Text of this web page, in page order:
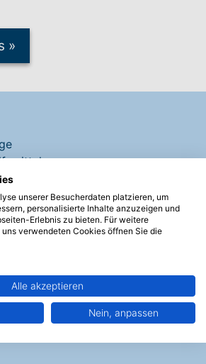
»
Erweiterungen
unserer Besucherdaten platzieren, um
personalisierte Inhalte anzuzeigen und
Erlebnis zu bieten. Für weitere
verwendeten Cookies öffnen Sie die
Alle akzeptieren
Nein, anpassen